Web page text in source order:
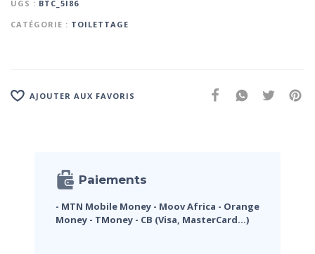
UGS : BTC_5I86
CATÉGORIE : TOILETTAGE
AJOUTER AUX FAVORIS
Paiements
- MTN Mobile Money - Moov Africa - Orange
Money - TMoney - CB (Visa, MasterCard...)